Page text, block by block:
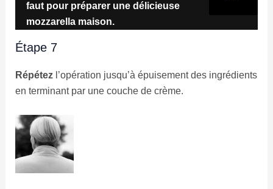
faut pour préparer une délicieuse
mozzarella maison.
Étape 7
Répétezl’opération jusqu’à épuisement des ingrédients
en terminant par une couche de crème.